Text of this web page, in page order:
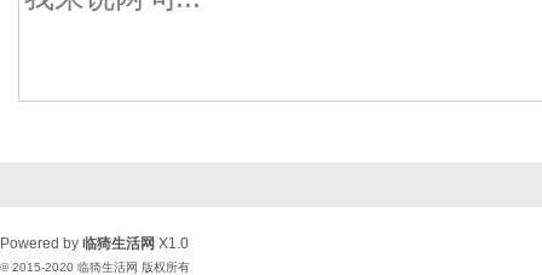
Powered by 临猗生活网 X1.0
© 2015-2020 临猗生活网 版权所有